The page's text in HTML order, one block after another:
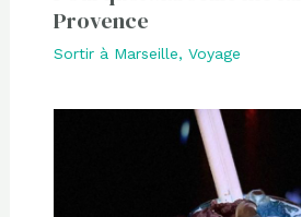
Provence
Sortir à Marseille, Voyage